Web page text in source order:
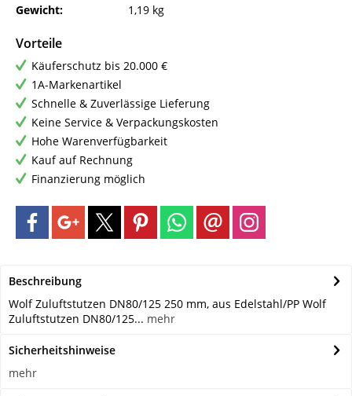
Gewicht:
1,19 kg
Vorteile
Käuferschutz bis 20.000 €
1A-Markenartikel
Schnelle & Zuverlässige Lieferung
Keine Service & Verpackungskosten
Hohe Warenverfügbarkeit
Kauf auf Rechnung
Finanzierung möglich
Beschreibung
Wolf Zuluftstutzen DN80/125 250 mm, aus Edelstahl/PP Wolf
Zuluftstutzen DN80/125... mehr
Sicherheitshinweise
mehr